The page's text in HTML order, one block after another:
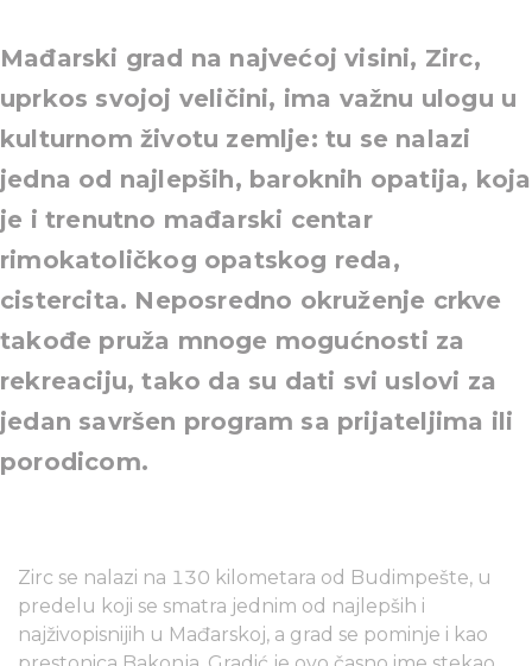
Mađarski grad na najvećoj visini, Zirc,
uprkos svojoj veličini, ima važnu ulogu u
kulturnom životu zemlje: tu se nalazi
jedna od najlepših, baroknih opatija, koja
je i trenutno mađarski centar
rimokatoličkog opatskog reda,
cistercita. Neposredno okruženje crkve
takođe pruža mnoge mogućnosti za
rekreaciju, tako da su dati svi uslovi za
jedan savršen program sa prijateljima ili
porodicom.
Zirc se nalazi na 130 kilometara od Budimpešte, u
predelu koji se smatra jednim od najlepših i
najživopisnijih u Mađarskoj, a grad se pominje i kao